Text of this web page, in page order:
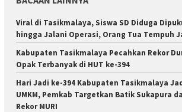
Viral di Tasikmalaya, Siswa SD Diduga
hingga Jalani Operasi, Orang Tua Tempuh
Kabupaten Tasikmalaya Pecahkan Rekor
Opak Terbanyak di HUT ke-394
Hari Jadi ke-394 Kabupaten Tasikmalaya
UMKM, Pemkab Targetkan Batik Sukapura
Rekor MURI